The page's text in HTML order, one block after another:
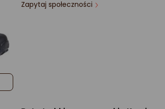
Zapytaj społeczności